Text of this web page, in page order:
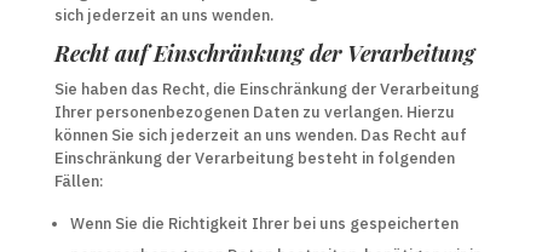
sich jederzeit an uns wenden.
Recht auf Einschränkung der Verarbeitung
Sie haben das Recht, die Einschränkung der Verarbeitung
Ihrer personenbezogenen Daten zu verlangen. Hierzu
können Sie sich jederzeit an uns wenden. Das Recht auf
Einschränkung der Verarbeitung besteht in folgenden
Fällen:
Wenn Sie die Richtigkeit Ihrer bei uns gespeicherten